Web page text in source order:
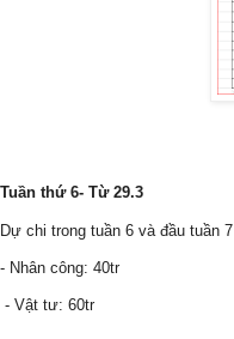
Tuần thứ 6- Từ 29.3
Dự chi trong tuần 6 và đầu tuần 7
- Nhân công: 40tr
- Vật tư: 60tr